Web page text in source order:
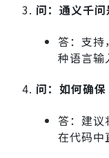
问：通义千问
答：支持
种语言输
问：如何确
答：建
在代码中